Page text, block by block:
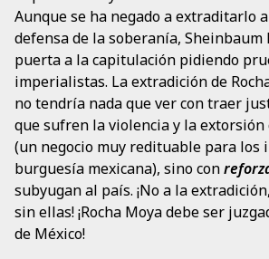
Aunque se ha negado a extraditarlo
defensa de la soberanía,
puerta a la capitulación pidiendo
imperialistas. La extradición de
no tendría nada que ver con traer
que sufren la violencia y la
(un negocio muy redituable para los
burguesía mexicana), sino con
subyugan al país. ¡No a la
sin ellas! ¡Rocha Moya debe ser
de México!